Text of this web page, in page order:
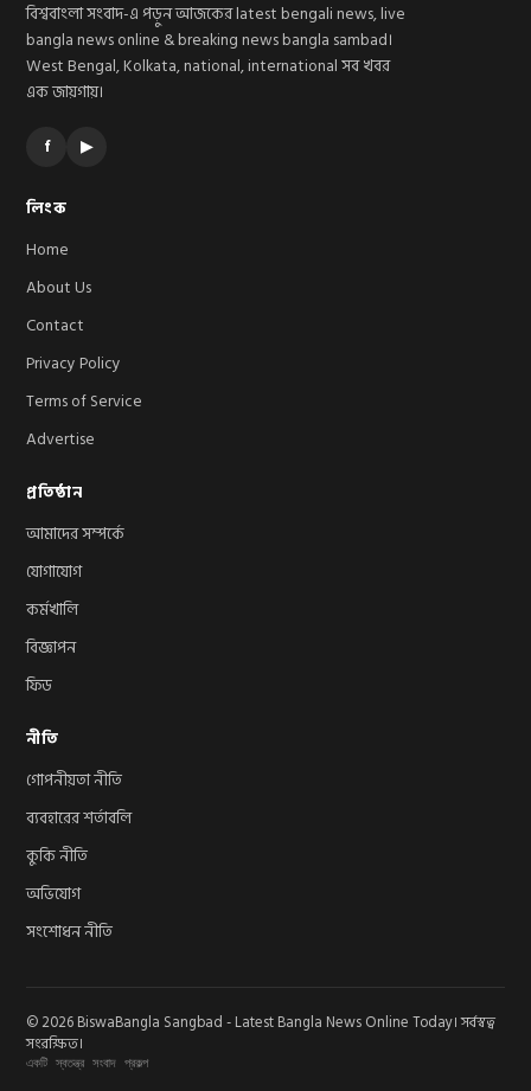
বিশ্ববাংলা সংবাদ-এ পড়ুন আজকের latest bengali news, live
bangla news online & breaking news bangla sambad।
West Bengal, Kolkata, national, international সব খবর
এক জায়গায়।
f ▶
লিংক
Home
About Us
Contact
Privacy Policy
Terms of Service
Advertise
প্রতিষ্ঠান
আমাদের সম্পর্কে
যোগাযোগ
কর্মখালি
বিজ্ঞাপন
ফিড
নীতি
গোপনীয়তা নীতি
ব্যবহারের শর্তাবলি
কুকি নীতি
অভিযোগ
সংশোধন নীতি
© 2026 BiswaBangla Sangbad - Latest Bangla News Online Today। সর্বস্বত্ব
সংরক্ষিত।
একটি স্বতন্ত্র সংবাদ প্রকল্প